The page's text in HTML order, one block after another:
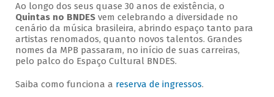
Ao longo dos seus quase 30 anos de existência, o
Quintas no BNDESvem celebrando a diversidade no
cenário da música brasileira, abrindo espaço tanto para
artistas renomados, quanto novos talentos. Grandes
nomes da MPB passaram, no início de suas carreiras,
pelo palco do Espaço Cultural BNDES.
Saiba como funciona a reserva de ingressos.